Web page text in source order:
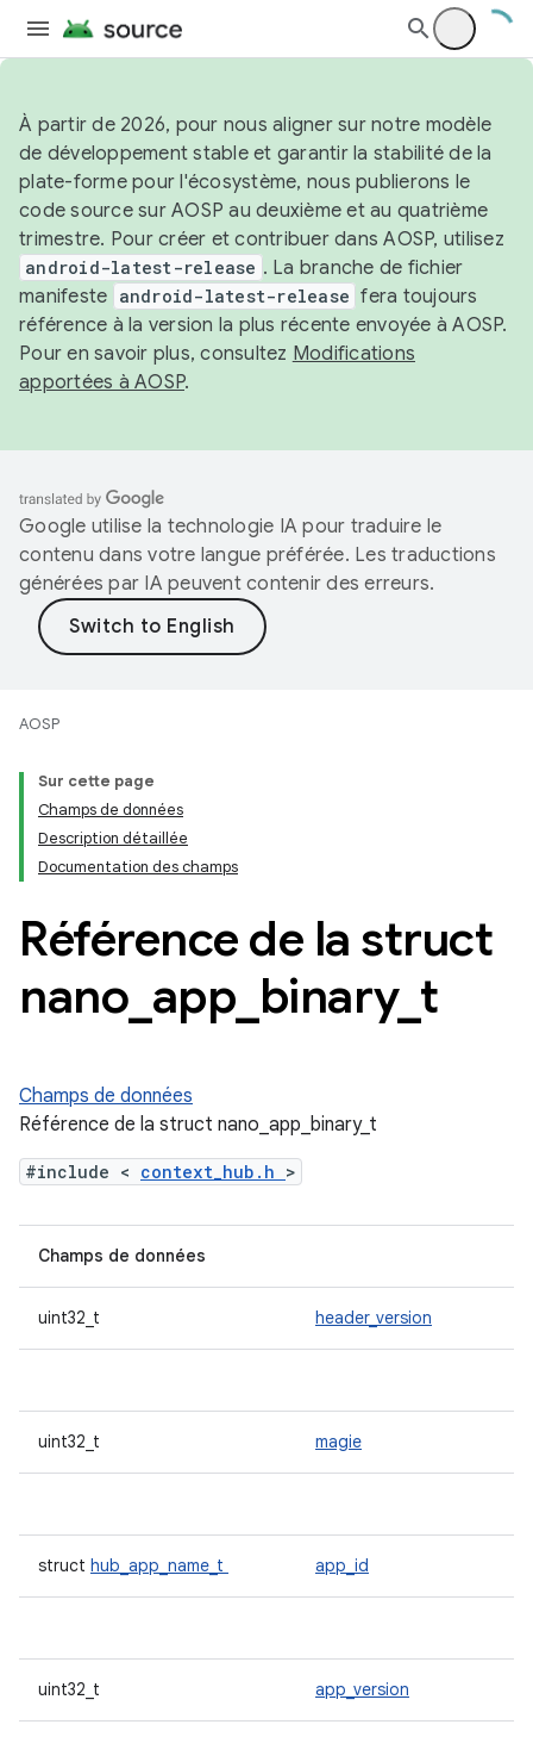
À partir de 2026, pour nous aligner sur notre modèle
de développement stable et garantir la stabilité de la
plate-forme pour l'écosystème, nous publierons le
code source sur AOSP au deuxième et au quatrième
trimestre. Pour créer et contribuer dans AOSP, utilisez
android-latest-release . La branche de fichier
manifeste android-latest-release fera toujours
référence à la version la plus récente envoyée à AOSP.
Pour en savoir plus, consultez Modifications
apportées à AOSP.
Google utilise la technologie IA pour traduire le
contenu dans votre langue préférée. Les traductions
générées par IA peuvent contenir des erreurs.
AOSP
Sur cette page
Champs de données
Description détaillée
Documentation des champs
Référence de la struct
nano app binary_ t
Champs de données
Référence de la struct nano_app_binary_t
#include < context_hub.h >
Champs de données
uint32_t header_version
uint32_t magie
struct hub_app_name_t app_id
uint32_t app_version